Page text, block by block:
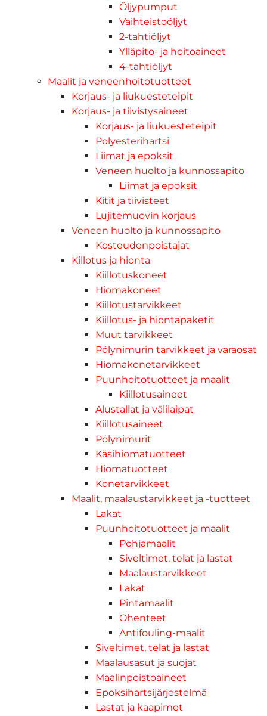
Öljypumput
Vaihteistoöljyt
2-tahtiöljyt
Ylläpito- ja hoitoaineet
4-tahtiöljyt
Maalit ja veneenhoitotuotteet
Korjaus- ja liukuesteteipit
Korjaus- ja tiivistysaineet
Korjaus- ja liukuesteteipit
Polyesterihartsi
Liimat ja epoksit
Veneen huolto ja kunnossapito
Liimat ja epoksit
Kitit ja tiivisteet
Lujitemuovin korjaus
Veneen huolto ja kunnossapito
Kosteudenpoistajat
Killotus ja hionta
Kiillotuskoneet
Hiomakoneet
Kiillotustarvikkeet
Kiillotus- ja hiontapaketit
Muut tarvikkeet
Pölynimurin tarvikkeet ja varaosat
Hiomakonetarvikkeet
Puunhoitotuotteet ja maalit
Kiillotusaineet
Alustallat ja välilaipat
Kiillotusaineet
Pölynimurit
Käsihiomatuotteet
Hiomatuotteet
Konetarvikkeet
Maalit, maalaustarvikkeet ja -tuotteet
Lakat
Puunhoitotuotteet ja maalit
Pohjamaalit
Siveltimet, telat ja lastat
Maalaustarvikkeet
Lakat
Pintamaalit
Ohenteet
Antifouling-maalit
Siveltimet, telat ja lastat
Maalausasut ja suojat
Maalinpoistoaineet
Epoksihartsijärjestelmä
Lastat ja kaapimet